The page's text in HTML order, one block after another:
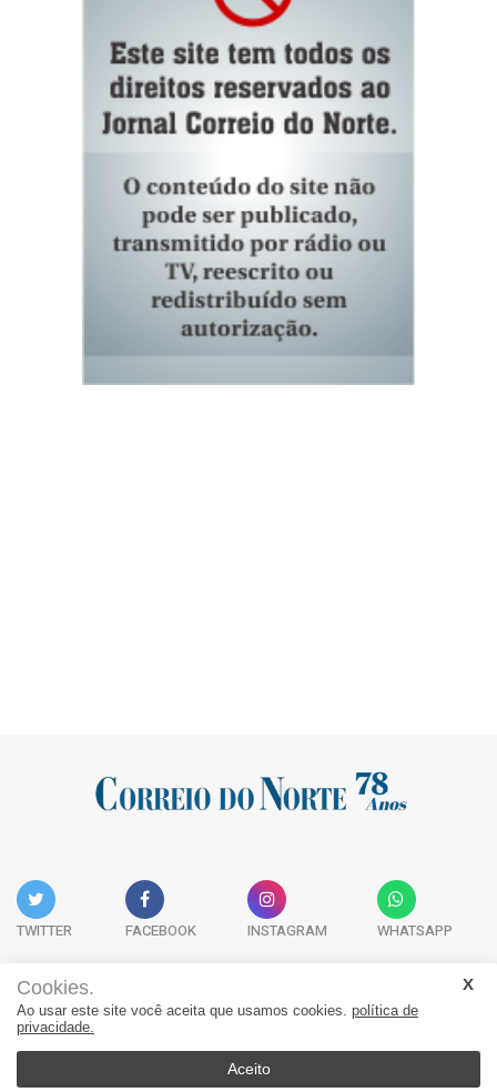
TWITTER FACEBOOK INSTAGRAM WHATSAPP
Acervo Digital Fale Conosco Quem Somos
JORNAL CORREIO DO NORTE - Whatsapp: 47 9 8865-7880
Cookies.
Ao usar este site você aceita que usamos cookies. política de
privacidade.
Aceito